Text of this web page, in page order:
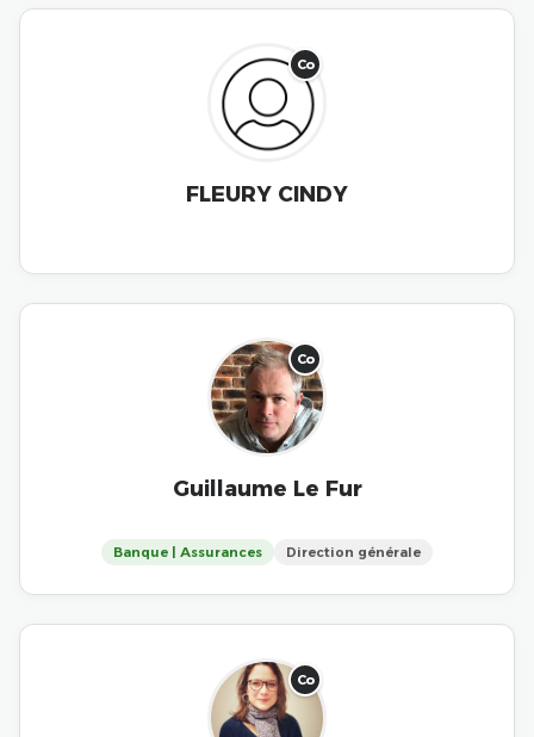
Co
FLEURY CINDY
Co
Guillaume Le Fur
Banque | Assurances Direction générale
Co